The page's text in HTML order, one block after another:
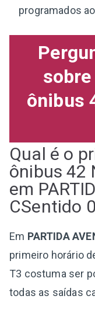
programados
ônibus
Qual é o
ônibus 42
em
CSentido
Em PARTIDA
primeiro horário
T3 costuma ser
todas as saídas